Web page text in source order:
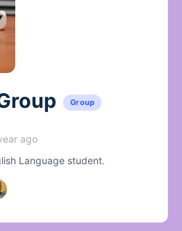
Group
ago
Language student.